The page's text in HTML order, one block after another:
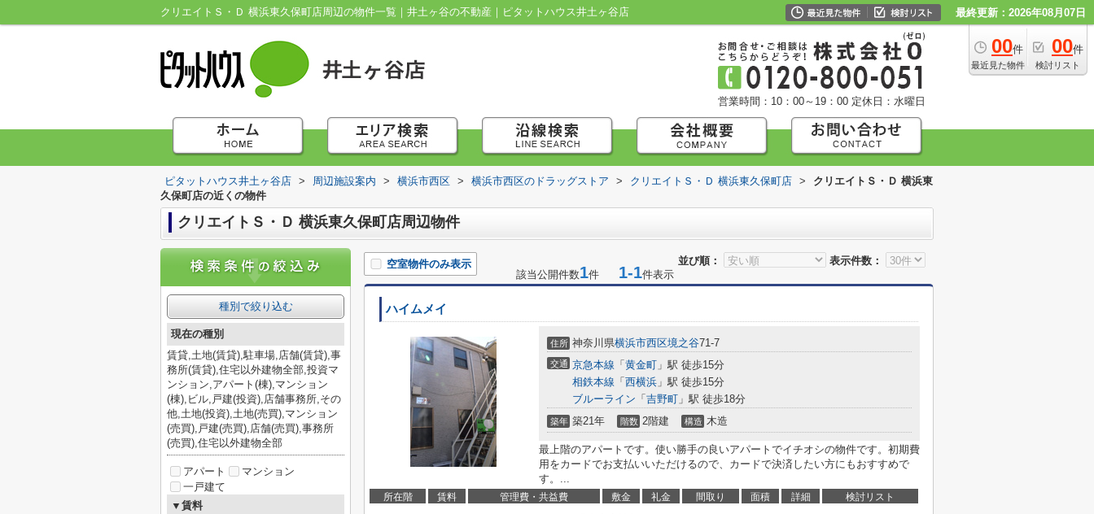
クリエイトＳ・Ｄ 横浜東久保町店周辺の物件一覧｜井土ヶ谷の不動産｜ピタットハウス井土ヶ谷店 最終更新：2026年08月07日
00件
最近見た物件
00件
検討リスト
営業時間：10：00～19：00 定休日：水曜日
ピタットハウス井土ヶ谷店 > 周辺施設案内 > 横浜市西区 > 横浜市西区のドラッグストア > クリエイトＳ・Ｄ 横浜東久保町店 >
クリエイトＳ・Ｄ 横浜東
久保町店の近くの物件
クリエイトＳ・Ｄ 横浜東久保町店周辺物件
並び順： 表示件数：
空室物件のみ表示
該当公開件数1件 1-1件表示
ハイムメイ
住所 神奈川県横浜市西区境之谷71-7
交通 京急本線 「 黄金町 」駅 徒歩15分
相鉄本線 「 西横浜 」駅 徒歩15分
ブルーライン 「 吉野町 」駅 徒歩18分
築年 築21年 階数 2階建 構造 木造
最上階のアパートです。使い勝手の良いアパートでイチオシの物件です。初期費
用をカードでお支払いいただけるので、カードで決済したい方にもおすすめで
す。...
所在階 賃料 管理費・共益費 敷金 礼金 間取り 面積 詳細 検討リスト
種別で絞り込む
現在の種別
賃貸,土地(賃貸),駐車場,店舗(賃貸),事
務所(賃貸),住宅以外建物全部,投資マ
ンション,アパート(棟),マンション
(棟),ビル,戸建(投資),店舗事務所,その
他,土地(投資),土地(売買),マンション
(売買),戸建(売買),店舗(売買),事務所
(売買),住宅以外建物全部
アパート
マンション
一戸建て
▼賃料